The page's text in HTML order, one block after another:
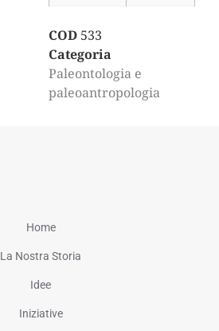
COD 533
Categoria
Paleontologia e
paleoantropologia
Home
La Nostra Storia
Idee
Iniziative